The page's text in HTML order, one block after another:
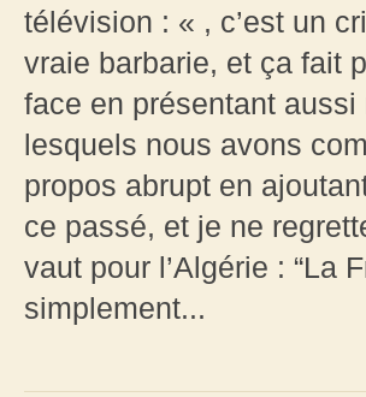
télévision : « , c’est un
vraie barbarie, et ça fait
face en présentant
lesquels nous avons
propos abrupt en
ce passé, et je ne
vaut pour l’Algérie : “La
simplement...